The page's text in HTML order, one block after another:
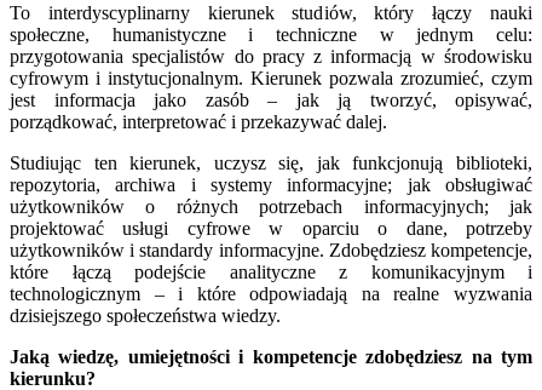
To interdyscyplinarny kierunek studiów, który łączy nauki
społeczne, humanistyczne i techniczne w jednym celu:
przygotowania specjalistów do pracy z informacją w środowisku
cyfrowym i instytucjonalnym. Kierunek pozwala zrozumieć, czym
jest informacja jako zasób – jak ją tworzyć, opisywać,
porządkować, interpretować i przekazywać dalej.
Studiując ten kierunek, uczysz się, jak funkcjonują biblioteki,
repozytoria, archiwa i systemy informacyjne; jak obsługiwać
użytkowników o różnych potrzebach informacyjnych; jak
projektować usługi cyfrowe w oparciu o dane, potrzeby
użytkowników i standardy informacyjne. Zdobędziesz kompetencje,
które łączą podejście analityczne z komunikacyjnym i
technologicznym – i które odpowiadają na realne wyzwania
dzisiejszego społeczeństwa wiedzy.
Jaką wiedzę, umiejętności i kompetencje zdobędziesz na tym
kierunku?